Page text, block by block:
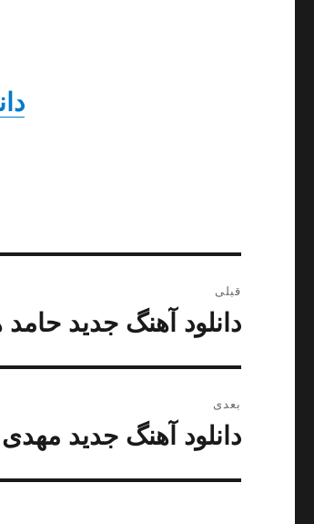
نوشته
قبلی
نوشته
دانلود آهنگ جدید
بعدی
نوشته
دانلود آهنگ جدید